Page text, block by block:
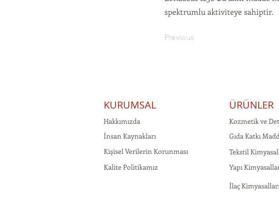
spektrumlu aktiviteye sahiptir.
Previous
KURUMSAL
Hakkımızda
İnsan Kaynakları
Kişisel Verilerin Korunması
Kalite Politikamız
ÜRÜNLER
Kozmetik ve
Gıda Katkı
Tekstil
Yapı
İlaç